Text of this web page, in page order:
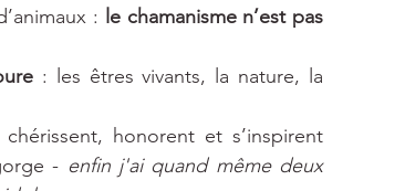
: le chamanisme n’est pas
: les êtres vivants, la nature, la
honorent et s’inspirent
- enfin j'ai quand même deux